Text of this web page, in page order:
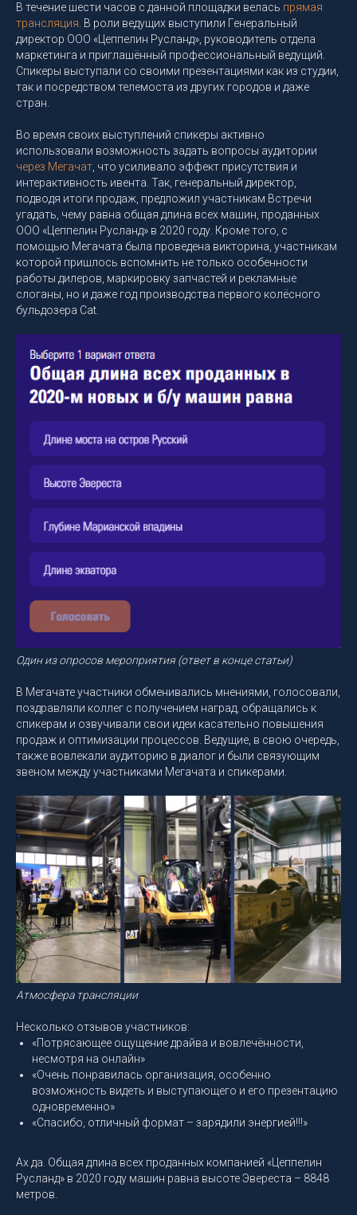
В течение шести часов с данной площадки велась прямая
трансляция. В роли ведущих выступили Генеральный
директор ООО «Цеппелин Русланд», руководитель отдела
маркетинга и приглашённый профессиональный ведущий.
Спикеры выступали со своими презентациями как из студии,
так и посредством телемоста из других городов и даже
стран.
Во время своих выступлений спикеры активно
использовали возможность задать вопросы аудитории
через Мегачат, что усиливало эффект присутствия и
интерактивность ивента. Так, генеральный директор,
подводя итоги продаж, предложил участникам Встречи
угадать, чему равна общая длина всех машин, проданных
ООО «Цеппелин Русланд» в 2020 году. Кроме того, с
помощью Мегачата была проведена викторина, участникам
которой пришлось вспомнить не только особенности
работы дилеров, маркировку запчастей и рекламные
слоганы, но и даже год производства первого колёсного
бульдозера Cat.
Один из опросов мероприятия (ответ в конце статьи)
В Мегачате участники обменивались мнениями, голосовали,
поздравляли коллег с получением наград, обращались к
спикерам и озвучивали свои идеи касательно повышения
продаж и оптимизации процессов. Ведущие, в свою очередь,
также вовлекали аудиторию в диалог и были связующим
звеном между участниками Мегачата и спикерами.
Атмосфера трансляции
Несколько отзывов участников:
«Потрясающее ощущение драйва и вовлечённости,
несмотря на онлайн»
«Очень понравилась организация, особенно
возможность видеть и выступающего и его презентацию
одновременно»
«Спасибо, отличный формат – зарядили энергией!!!»
Ах да. Общая длина всех проданных компанией «Цеппелин
Русланд» в 2020 году машин равна высоте Эвереста – 8848
метров.